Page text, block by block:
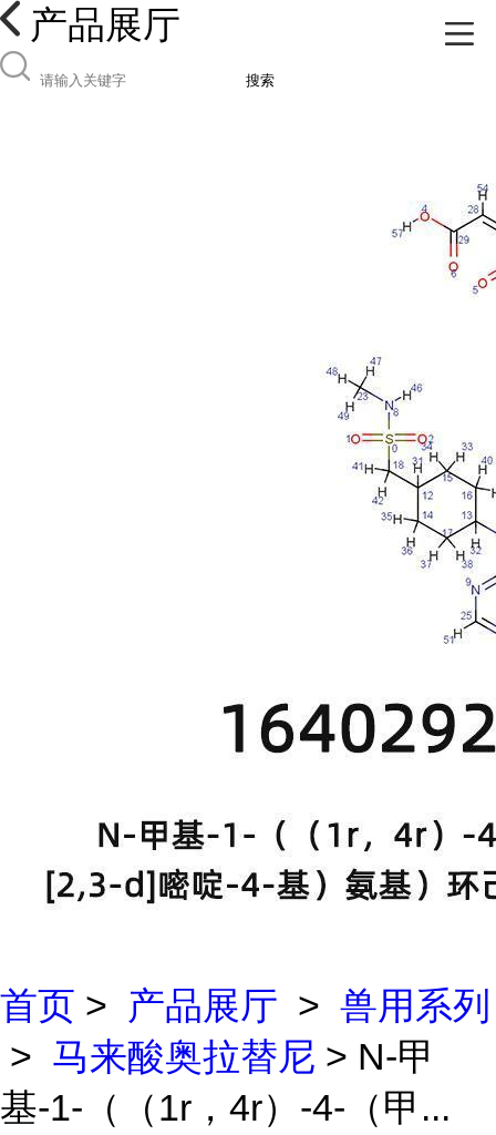
产品展厅
搜索
首页 > 产品展厅 > 兽用系列
> 马来酸奥拉替尼 > N-甲
基-1-（（1r，4r）-4-（甲...